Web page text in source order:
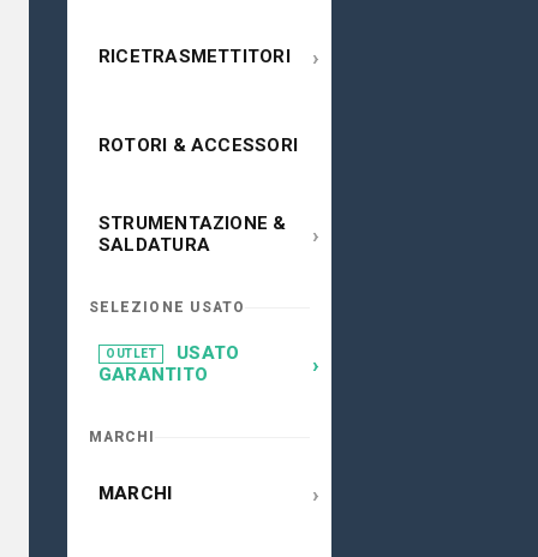
RICETRASMETTITORI ›
ROTORI & ACCESSORI
STRUMENTAZIONE &
SALDATURA
›
SELEZIONE USATO
OUTLET
USATO
GARANTITO
›
MARCHI
MARCHI ›